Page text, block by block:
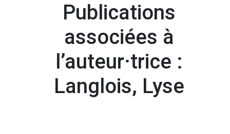
Publications
associées à
l’auteur·trice :
Langlois, Lyse